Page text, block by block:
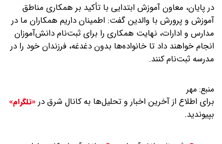
در پایان، معاون آموزش ابتدایی با تأکید بر همکاری مناطق
آموزش و پرورش با والدین گفت: اطمینان داریم همکاران ما در
مدارس و ادارات، نهایت همکاری را برای ثبت‌نام دانش‌آموزان
انجام خواهند داد تا خانواده‌ها بدون دغدغه، فرزندان خود را در
مدرسه ثبت‌نام کنند.
منبع: مهر
برای اطلاع از آخرین اخبار و تحلیل‌ها به کانال شرق در «تلگرام»
بپیوندید.